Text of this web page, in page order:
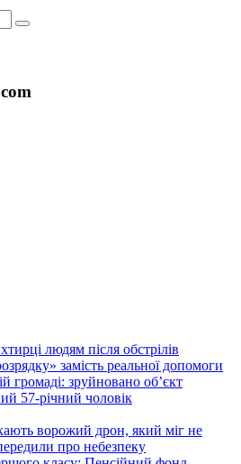
людям після обстрілів
замість реальної допомоги
громаді: зруйновано об’єкт
57-річний чоловік
ворожий дрон, який міг не
про небезпеку